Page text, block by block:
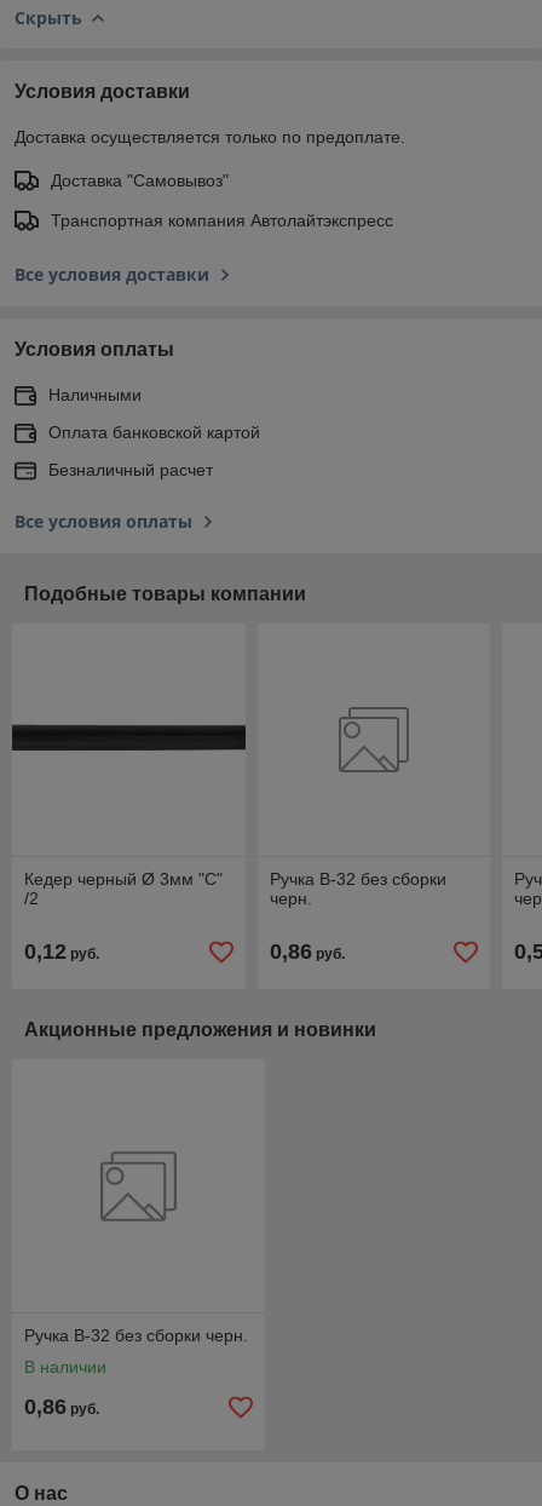
Скрыть
Условия доставки
Доставка осуществляется только по предоплате.
Доставка "Самовывоз"
Транспортная компания Автолайтэкспресс
Все условия доставки
Условия оплаты
Наличными
Оплата банковской картой
Безналичный расчет
Все условия оплаты
Подобные товары компании
Кедер черный Ø 3мм "С"
/2
0,12 руб.
Ручка В-32 без сборки
черн.
0,86руб.
Акционные предложения и новинки
Ручка В-32 без сборки черн.
В наличии
0,86 руб.
О нас